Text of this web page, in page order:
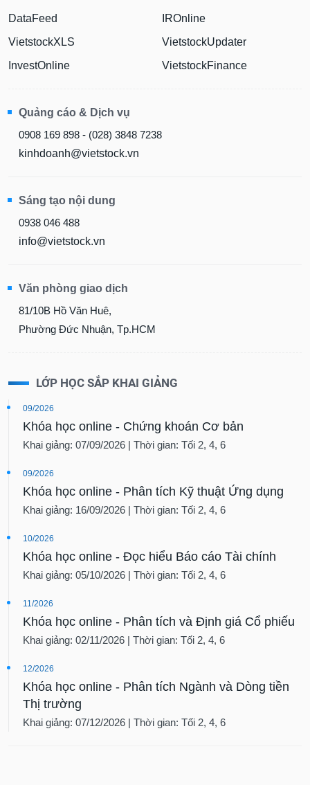
DataFeed
VietstockXLS
InvestOnline
IROnline
VietstockUpdater
VietstockFinance
Quảng cáo & Dịch vụ
0908 169 898 - (028) 3848 7238
kinhdoanh@vietstock.vn
Sáng tạo nội dung
0938 046 488
info@vietstock.vn
Văn phòng giao dịch
81/10B Hồ Văn Huê,
Phường Đức Nhuận, Tp.HCM
LỚP HỌC SẮP KHAI GIẢNG
09/2026
Khóa học online - Chứng khoán Cơ bản
Khai giảng: 07/09/2026 | Thời gian: Tối 2, 4, 6
09/2026
Khóa học online - Phân tích Kỹ thuật Ứng dụng
Khai giảng: 16/09/2026 | Thời gian: Tối 2, 4, 6
10/2026
Khóa học online - Đọc hiểu Báo cáo Tài chính
Khai giảng: 05/10/2026 | Thời gian: Tối 2, 4, 6
11/2026
Khóa học online - Phân tích và Định giá Cổ phiếu
Khai giảng: 02/11/2026 | Thời gian: Tối 2, 4, 6
12/2026
Khóa học online - Phân tích Ngành và Dòng tiền
Thị trường
Khai giảng: 07/12/2026 | Thời gian: Tối 2, 4, 6